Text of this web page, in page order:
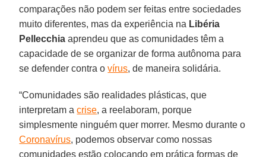
comparações não podem ser feitas entre sociedades
muito diferentes, mas da experiência na Libéria
Pellecchia aprendeu que as comunidades têm a
capacidade de se organizar de forma autônoma para
se defender contra ovírus, de maneira solidária.
“Comunidades são realidades plásticas, que
interpretam acrise, a reelaboram, porque
simplesmente ninguém quer morrer. Mesmo durante o
Coronavírus, podemos observar como nossas
comunidades estão colocando em prática formas de